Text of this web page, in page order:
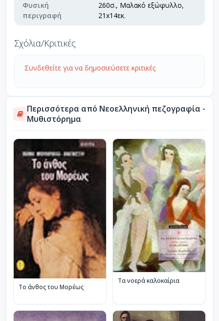
Φυσική
περιγραφή
260σ., Μαλακό εξώφυλλο,
21x14εκ.
Σχόλια/Κριτικές
Συνδεθείτε για να δημοσιεύσετε κριτικές
Περισσότερα από Νεοελληνική πεζογραφία -
Μυθιστόρημα
Το άνθος του Μορέως
Τα νοερά καλοκαίρια